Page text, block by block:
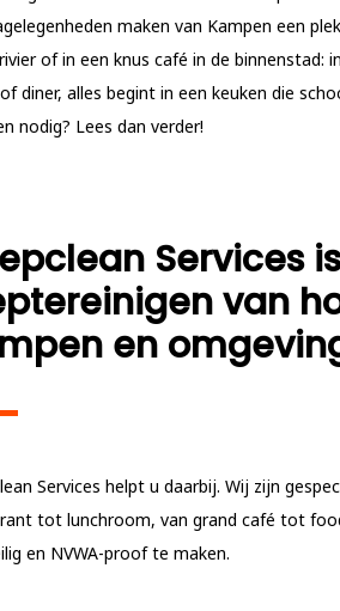
maken van Kampen een
of in een knus café in de binnenstad:
diner, alles begint in een keuken die
nodig? Lees dan verder!
Services
van
en
Services helpt u daarbij. Wij zijn
tot lunchroom, van grand café tot
en NVWA-proof te maken.